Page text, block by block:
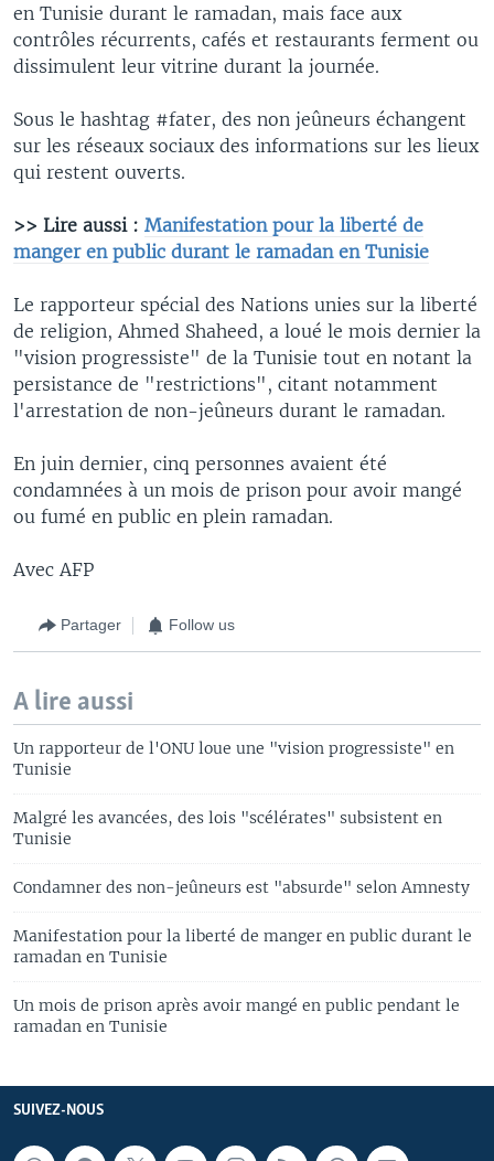
en Tunisie durant le ramadan, mais face aux
contrôles récurrents, cafés et restaurants ferment ou
dissimulent leur vitrine durant la journée.
Sous le hashtag #fater, des non jeûneurs échangent
sur les réseaux sociaux des informations sur les lieux
qui restent ouverts.
>> Lire aussi : Manifestation pour la liberté de
manger en public durant le ramadan en Tunisie
Le rapporteur spécial des Nations unies sur la liberté
de religion, Ahmed Shaheed, a loué le mois dernier la
"vision progressiste" de la Tunisie tout en notant la
persistance de "restrictions", citant notamment
l'arrestation de non-jeûneurs durant le ramadan.
En juin dernier, cinq personnes avaient été
condamnées à un mois de prison pour avoir mangé
ou fumé en public en plein ramadan.
Avec AFP
Partager Follow us
A lire aussi
Un rapporteur de l'ONU loue une "vision progressiste" en
Tunisie
Malgré les avancées, des lois "scélérates" subsistent en
Tunisie
Condamner des non-jeûneurs est "absurde" selon Amnesty
Manifestation pour la liberté de manger en public durant le
ramadan en Tunisie
Un mois de prison après avoir mangé en public pendant le
ramadan en Tunisie
SUIVEZ-NOUS